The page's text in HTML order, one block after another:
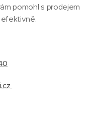
pomohl s prodejem